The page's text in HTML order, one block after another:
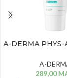
A-DERMA PHYS-
A-
289,00